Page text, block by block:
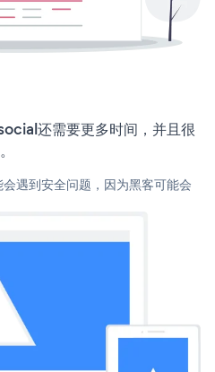
还需要更多时间，并且很
遇到安全问题，因为黑客可能会